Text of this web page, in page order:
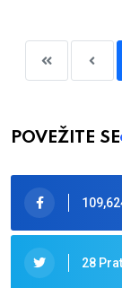
POVEŽITE SE
28